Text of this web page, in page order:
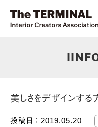
美しさをデザインする
投稿日 ： 2019.05.20